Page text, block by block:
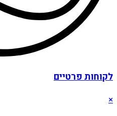
לקוחות פרטיים
×